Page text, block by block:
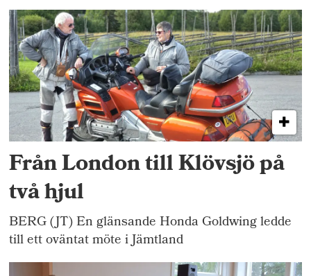
Från London till Klövsjö på
två hjul
BERG (JT) En glänsande Honda Goldwing ledde
till ett oväntat möte i Jämtland